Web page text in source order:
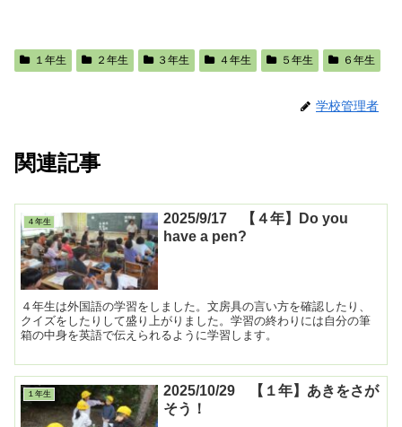
１年生 ２年生 ３年生 ４年生 ５年生 ６年生
学校管理者
関連記事
４年生
2025/9/17 【４年】Do you
have a pen?
４年生は外国語の学習をしました。文房具の言い方を確認したり、
クイズをしたりして盛り上がりました。学習の終わりには自分の筆
箱の中身を英語で伝えられるように学習します。
１年生
2025/10/29 【１年】あきをさが
そう！